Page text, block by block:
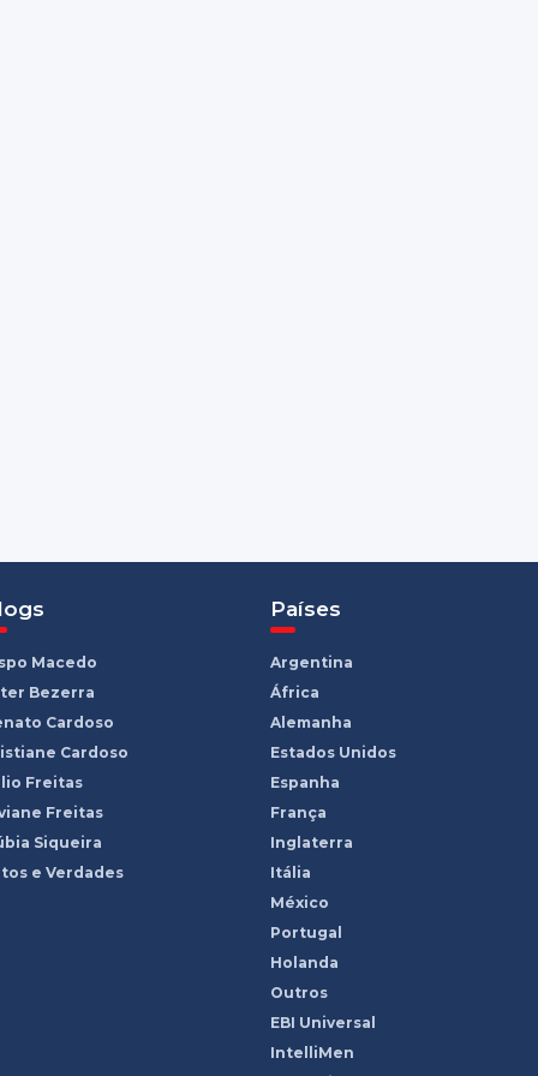
Macedo
Bezerra
Cardoso
Cardoso
Freitas
Freitas
Siqueira
e Verdades
Países
Argentina
África
Alemanha
Estados Unidos
Espanha
França
Inglaterra
Itália
México
Portugal
Holanda
Outros
EBI Universal
IntelliMen